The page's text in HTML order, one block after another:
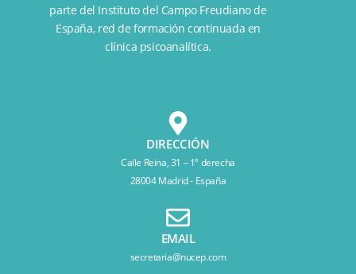
parte del Instituto del Campo Freudiano de
España, red de formación continuada en
clínica psicoanalítica.
DIRECCIÓN
Calle Reina, 31 – 1º derecha
28004 Madrid - España
EMAIL
secretaria@nucep.com